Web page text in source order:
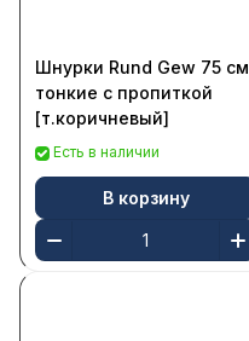
Шнурки Rund Gew 75 см
тонкие с пропиткой
[т.коричневый]
Есть в наличии
В корзину